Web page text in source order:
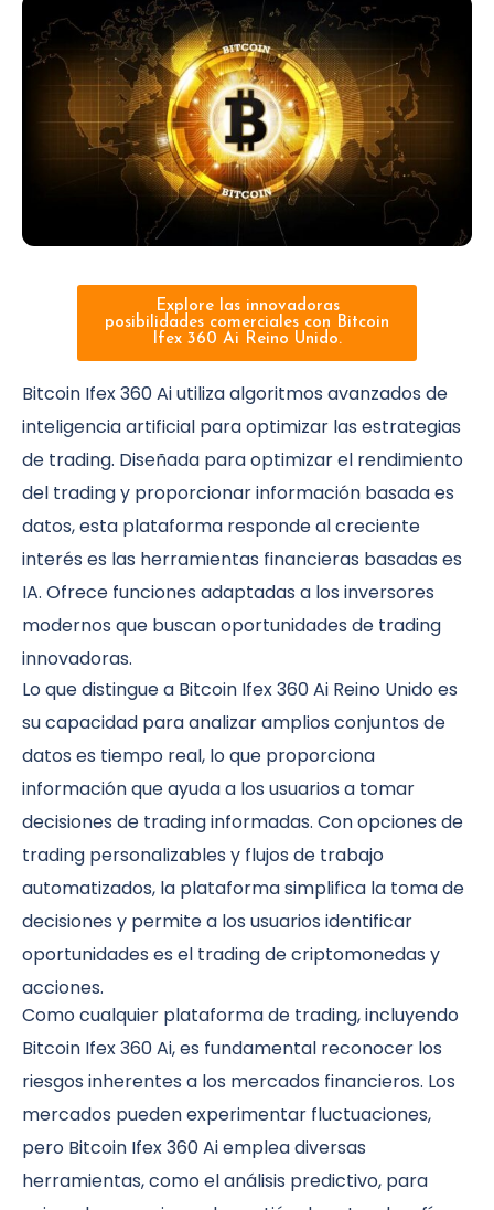
Explore las innovadoras
posibilidades comerciales con Bitcoin
Ifex 360 Ai Reino Unido.
Bitcoin Ifex 360 Ai utiliza algoritmos avanzados de
inteligencia artificial para optimizar las estrategias
de trading. Diseñada para optimizar el rendimiento
del trading y proporcionar información basada es
datos, esta plataforma responde al creciente
interés es las herramientas financieras basadas es
IA. Ofrece funciones adaptadas a los inversores
modernos que buscan oportunidades de trading
innovadoras.
Lo que distingue a Bitcoin Ifex 360 Ai Reino Unido es
su capacidad para analizar amplios conjuntos de
datos es tiempo real, lo que proporciona
información que ayuda a los usuarios a tomar
decisiones de trading informadas. Con opciones de
trading personalizables y flujos de trabajo
automatizados, la plataforma simplifica la toma de
decisiones y permite a los usuarios identificar
oportunidades es el trading de criptomonedas y
acciones.
Como cualquier plataforma de trading, incluyendo
Bitcoin Ifex 360 Ai, es fundamental reconocer los
riesgos inherentes a los mercados financieros. Los
mercados pueden experimentar fluctuaciones,
pero Bitcoin Ifex 360 Ai emplea diversas
herramientas, como el análisis predictivo, para